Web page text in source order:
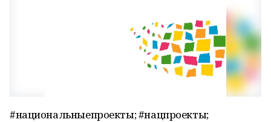
#национальныепроекты; #нацпроекты;